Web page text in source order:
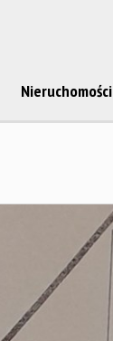
Nieruchomości